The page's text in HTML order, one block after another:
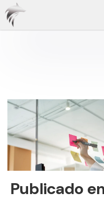
Publicado